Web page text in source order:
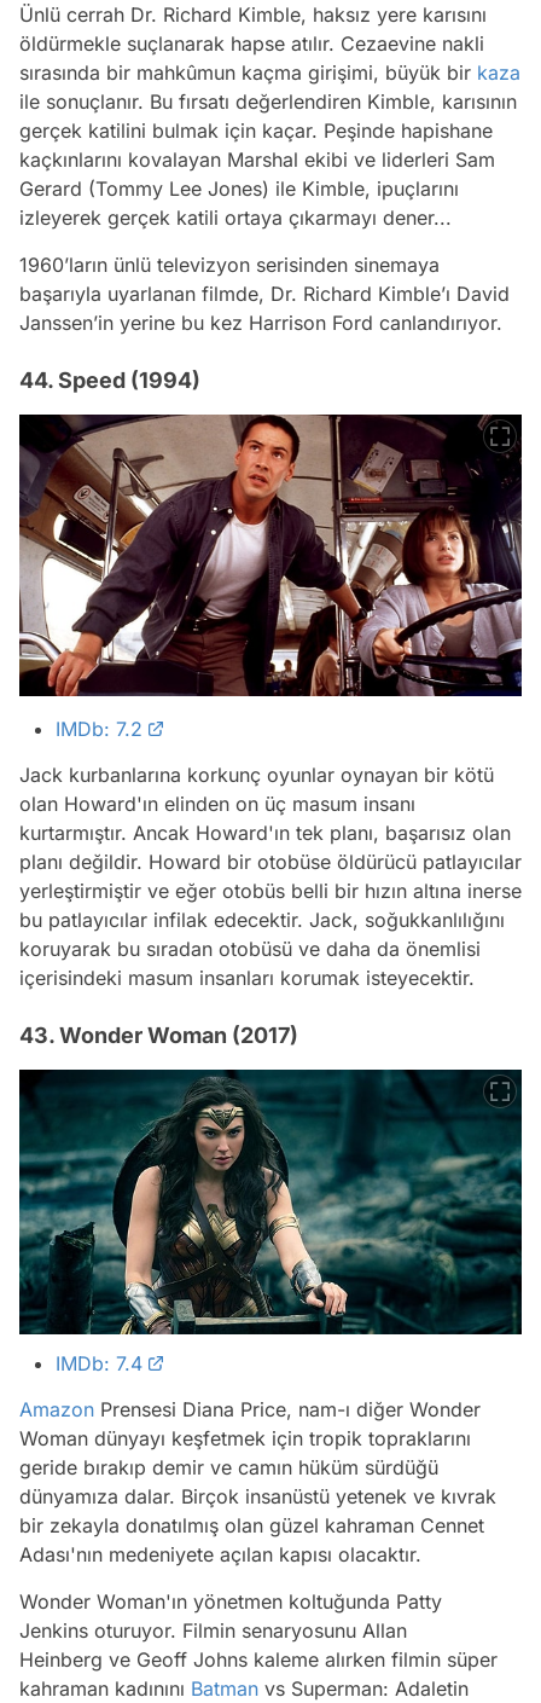
Ünlü cerrah Dr. Richard Kimble, haksız yere karısını
öldürmekle suçlanarak hapse atılır. Cezaevine nakli
sırasında bir mahkûmun kaçma girişimi, büyük bir kaza
ile sonuçlanır. Bu fırsatı değerlendiren Kimble, karısının
gerçek katilini bulmak için kaçar. Peşinde hapishane
kaçkınlarını kovalayan Marshal ekibi ve liderleri Sam
Gerard (Tommy Lee Jones) ile Kimble, ipuçlarını
izleyerek gerçek katili ortaya çıkarmayı dener...
1960’ların ünlü televizyon serisinden sinemaya
başarıyla uyarlanan filmde, Dr. Richard Kimble’ı David
Janssen’in yerine bu kez Harrison Ford canlandırıyor.
44. Speed (1994)
IMDb: 7.2
Jack kurbanlarına korkunç oyunlar oynayan bir kötü
olan Howard'ın elinden on üç masum insanı
kurtarmıştır. Ancak Howard'ın tek planı, başarısız olan
planı değildir. Howard bir otobüse öldürücü patlayıcılar
yerleştirmiştir ve eğer otobüs belli bir hızın altına inerse
bu patlayıcılar infilak edecektir. Jack, soğukkanlılığını
koruyarak bu sıradan otobüsü ve daha da önemlisi
içerisindeki masum insanları korumak isteyecektir.
43. Wonder Woman (2017)
IMDb: 7.4
Amazon Prensesi Diana Price, nam-ı diğer Wonder
Woman dünyayı keşfetmek için tropik topraklarını
geride bırakıp demir ve camın hüküm sürdüğü
dünyamıza dalar. Birçok insanüstü yetenek ve kıvrak
bir zekayla donatılmış olan güzel kahraman Cennet
Adası'nın medeniyete açılan kapısı olacaktır.
Wonder Woman'ın yönetmen koltuğunda Patty
Jenkins oturuyor. Filmin senaryosunu Allan
Heinberg ve Geoff Johns kaleme alırken filmin süper
kahraman kadınını Batman vs Superman: Adaletin